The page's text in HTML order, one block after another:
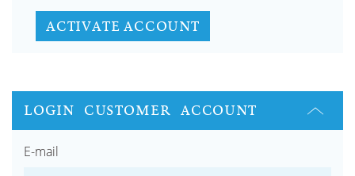
ACTIVATE ACCOUNT
LOGIN CUSTOMER ACCOUNT
E-mail